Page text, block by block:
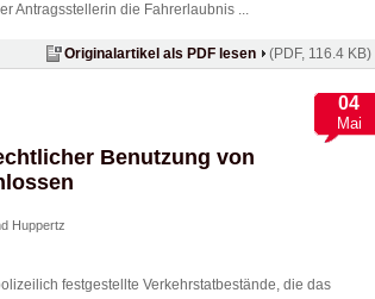
Antragsstellerin die Fahrerlaubnis ...
Originalartikel als PDF lesen (PDF, 116.4 KB)
04
Mai
Benutzung von
Huppertz
festgestellte Verkehrstatbestände, die das